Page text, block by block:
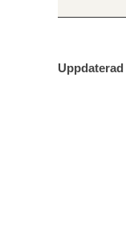
Uppdaterad